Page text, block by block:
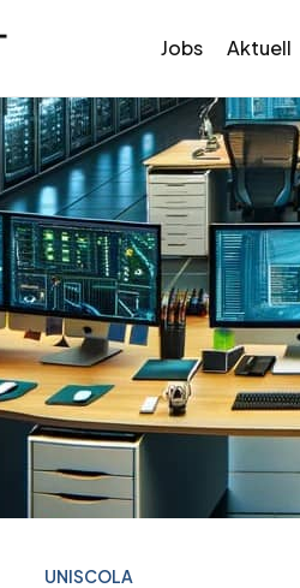
Jobs Aktuell
UNISCOLA